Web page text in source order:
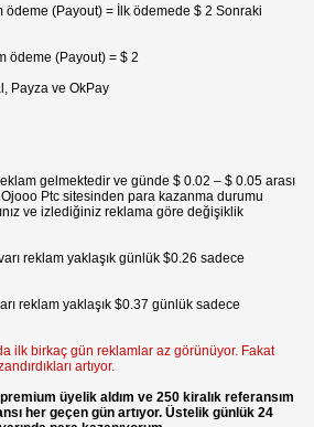
(Payout) = İlk ödemede $ 2 Sonraki
ödeme (Payout) = $ 2
Payza ve OkPay
gelmektedir ve günde $ 0.02 – $ 0.05 arası
Ojooo Ptc sitesinden para kazanma durumu
ve izlediğiniz reklama göre değişiklik
reklam yaklaşık günlük $0.26 sadece
reklam yaklaşık $0.37 günlük sadece
ilk birkaç gün reklamlar az görünüyor. Fakat
artıyor.
üyelik aldım ve 250 kiralık referansım
her geçen gün artıyor. Üstelik günlük 24